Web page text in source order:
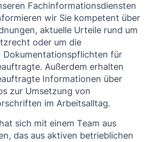
Fachinformationsdiensten
wir Sie kompetent über
aktuelle Urteile rund um
oder um die
Dokumentationspflichten für
Außerdem erhalten
Informationen über
zur Umsetzung von
im Arbeitsalltag.
sich mit einem Team aus
das aus aktiven betrieblichen